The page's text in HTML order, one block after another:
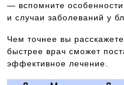
— вспомните
и случаи заболеваний у
Чем точнее вы
быстрее врач сможет
эффективное лечение.